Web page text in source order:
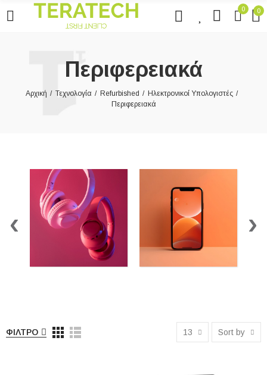
0 0
Περιφερειακά
Αρχική Τεχνολογία Refurbished
Ηλεκτρονικοί Υπολογιστές
Περιφερειακά
‹ ›
ΦΊΛΤΡΟ 13 Sort by